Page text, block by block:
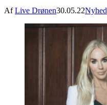
AfLive Drønen30.05.22Nyhed